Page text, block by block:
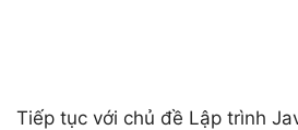
Tiếp tục với chủ đề Lập trình